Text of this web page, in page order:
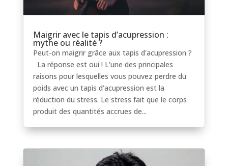
Maigrir avec le tapis d’acupression :
mythe ou réalité ?
Peut-on maigrir grâce aux tapis d'acupression ?
La réponse est oui ! L'une des principales
raisons pour lesquelles vous pouvez perdre du
poids avec un tapis d'acupression est la
réduction du stress. Le stress fait que le corps
produit des quantités accrues de...